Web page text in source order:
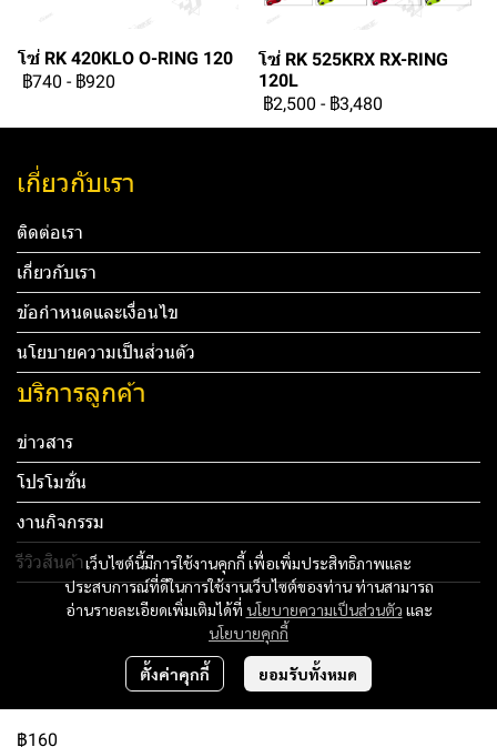
โซ่ RK 420KLO O-RING 120
฿740 - ฿920
โซ่ RK 525KRX RX-RING
120L
฿2,500 - ฿3,480
฿160
เว็บไซต์นี้มีการใช้งานคุกกี้ เพื่อเพิ่มประสิทธิภาพและ
ประสบการณ์ที่ดีในการใช้งานเว็บไซต์ของท่าน ท่านสามารถ
อ่านรายละเอียดเพิ่มเติมได้ที่ นโยบายความเป็นส่วนตัว และ
นโยบายคุกกี้
ตั้งค่าคุกกี้ ยอมรับทั้งหมด
เกี่ยวกับเรา
ติดต่อเรา
เกี่ยวกับเรา
ข้อกำหนดและเงื่อนไข
นโยบายความเป็นส่วนตัว
บริการลูกค้า
ข่าวสาร
โปรโมชั่น
งานกิจกรรม
รีวิวสินค้า
Tel: 012 345 67890 Email: mail@yourdomain.com